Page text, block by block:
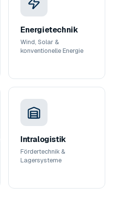
Energietechnik
Wind, Solar &
konventionelle Energie
Intralogistik
Fördertechnik &
Lagersysteme